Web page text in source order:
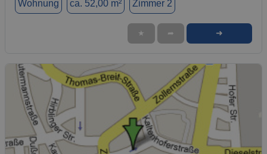
Wohnung ca. 52,00 m² Zimmer 2
★ ➦ ➜